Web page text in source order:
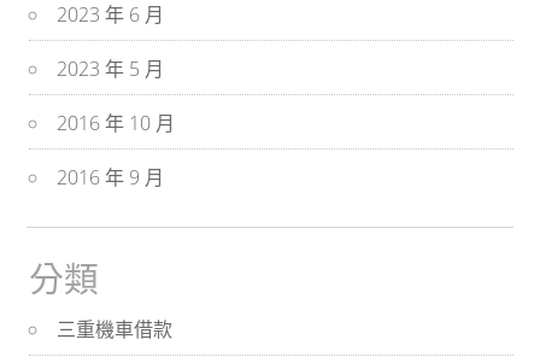
2023 年 6 月
2023 年 5 月
2016 年 10 月
2016 年 9 月
分類
三重機車借款